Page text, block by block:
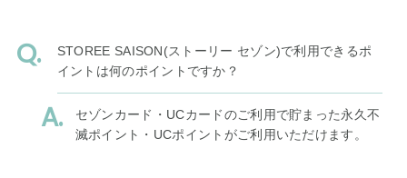
STOREE SAISON(ストーリー セゾン)で利用できるポ
イントは何のポイントですか？
セゾンカード・UCカードのご利用で貯まった永久不
滅ポイント・UCポイントがご利用いただけます。